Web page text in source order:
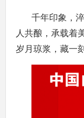
千年印象，
人共酿，承载着
岁月琼浆，藏一